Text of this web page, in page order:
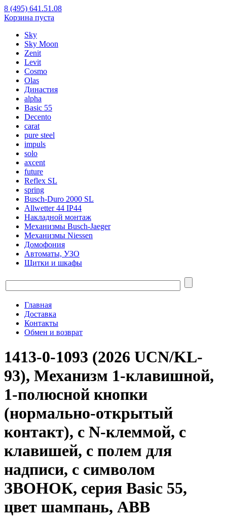
8 (495) 641.51.08
Корзина пуста
Sky
Sky Moon
Zenit
Levit
Cosmo
Olas
Династия
alpha
Basic 55
Decento
carat
pure steel
impuls
solo
axcent
future
Reflex SL
spring
Busch-Duro 2000 SL
Allwetter 44 IP44
Накладной монтаж
Механизмы Busch-Jaeger
Механизмы Niessen
Домофония
Автоматы, УЗО
Щитки и шкафы
Главная
Доставка
Контакты
Обмен и возврат
1413-0-1093 (2026 UCN/KL-
93), Механизм 1-клавишной,
1-полюсной кнопки
(нормально-открытый
контакт), с N-клеммой, с
клавишей, с полем для
надписи, с символом
ЗВОНОК, серия Basic 55,
цвет шампань, ABB